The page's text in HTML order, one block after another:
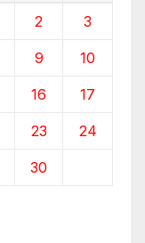
2 3
9 10
16 17
23 24
30